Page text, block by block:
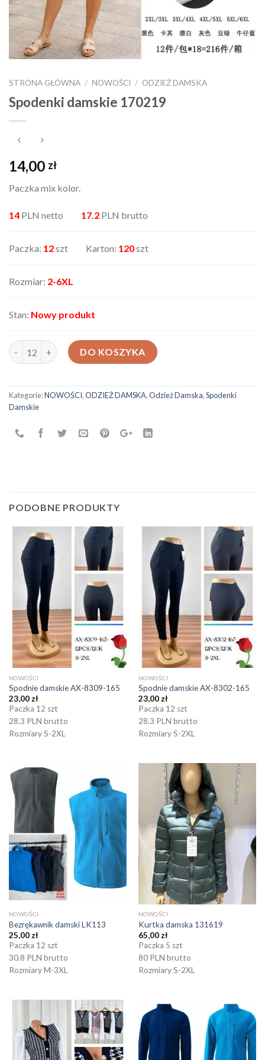
STRONA GŁÓWNA / NOWOŚCI / ODZIEŻ DAMSKA
Spodenki damskie 170219
14,00 zł
Paczka mix kolor.
14 PLN netto 17.2 PLN brutto
Paczka: 12szt Karton: 120szt
Rozmiar: 2-6XL
Stan: Nowy produkt
ilość Spodenki damskie 170219
DO KOSZYKA
Kategorie:NOWOŚCI,ODZIEŻ DAMSKA,Odzież Damska,Spodenki
Damskie
PODOBNE PRODUKTY
NOWOŚCI
Spodnie damskie AX-8309-165
23,00zł
Paczka 12 szt
28.3 PLN brutto
Rozmiary S-2XL
NOWOŚCI
Spodnie damskie AX-8302-165
23,00zł
Paczka 12 szt
28.3 PLN brutto
Rozmiary S-2XL
NOWOŚCI
Bezrękawnik damski LK113
25,00 zł
Paczka 12 szt
30.8 PLN brutto
Rozmiary M-3XL
NOWOŚCI
Kurtka damska 131619
65,00 zł
Paczka 5 szt
80 PLN brutto
Rozmiary S-2XL